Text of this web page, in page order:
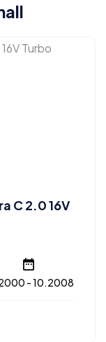
C 2.0 16V
- 10.2008